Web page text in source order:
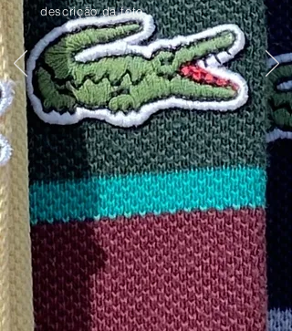
descrição da foto.